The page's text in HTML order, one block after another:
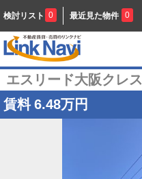
検討リスト 0 最近見た物件 0
エスリード大阪クレ
賃料 6.48万円